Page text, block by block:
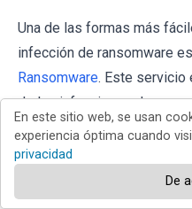
Una de las formas más
infección de ransomware
Ransomware. Este servicio
de las infecciones de
víctimas simplemente
un archivo encriptado (le
En este sitio web, se usan
experiencia óptima cuando
privacidad
De